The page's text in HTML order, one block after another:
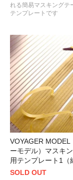
れる簡易マスキングテ
テンプレートです
VOYAGER MODEL
ーモデル）マスキ
用テンプレート1（
SOLD OUT